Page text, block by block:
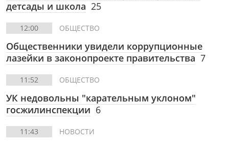
детсады и школа 25
12:00 ОБЩЕСТВО
Общественники увидели коррупционные
лазейки в законопроекте правительства 7
11:52 ОБЩЕСТВО
УК недовольны "карательным уклоном"
госжилинспекции 6
11:43 НОВОСТИ